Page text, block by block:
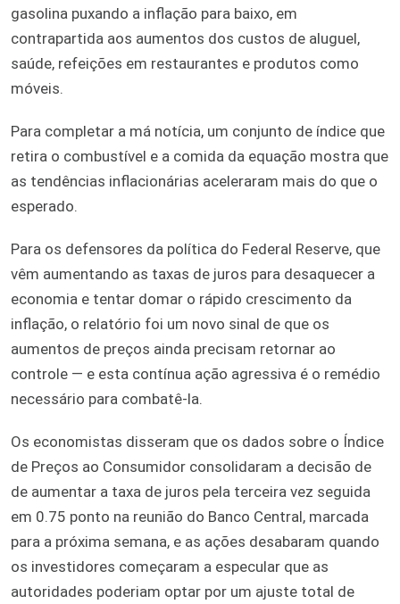
gasolina puxando a inflação para baixo, em
contrapartida aos aumentos dos custos de aluguel,
saúde, refeições em restaurantes e produtos como
móveis.
Para completar a má notícia, um conjunto de índice que
retira o combustível e a comida da equação mostra que
as tendências inflacionárias aceleraram mais do que o
esperado.
Para os defensores da política do Federal Reserve, que
vêm aumentando as taxas de juros para desaquecer a
economia e tentar domar o rápido crescimento da
inflação, o relatório foi um novo sinal de que os
aumentos de preços ainda precisam retornar ao
controle — e esta contínua ação agressiva é o remédio
necessário para combatê-la.
Os economistas disseram que os dados sobre o Índice
de Preços ao Consumidor consolidaram a decisão de
de aumentar a taxa de juros pela terceira vez seguida
em 0.75 ponto na reunião do Banco Central, marcada
para a próxima semana, e as ações desabaram quando
os investidores começaram a especular que as
autoridades poderiam optar por um ajuste total de